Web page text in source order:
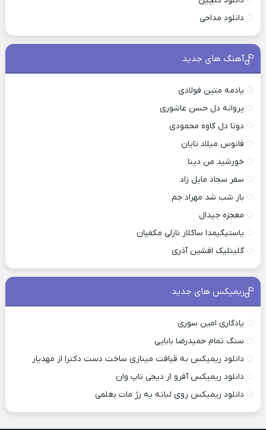
دانلود مداحی
آهنگ های جدید
یادمه متین فولادی
پروانه دل حسن عاشوری
دوتا دل کاوه محمودی
فانوس میلاد تایان
خورشید من دینا
سفر سجاد مایل زاد
باز شب شد مهراد جم
معجزه جیدال
یاستیگیمدا ساکلار نازلی مکفیان
گلینلیک افشین آذری
ریمیکس های جدید
یادگاری امین سوری
سنگ تمام حمیدرضا بابایی
دانلود ریمیکس به قیافت مینازی ساخت دست دکترا از مهدیار
دانلود ریمیکس آفرو از ديجی تاپ وان
دانلود ریمیکس روی لباته یه رژ مات بغلمی